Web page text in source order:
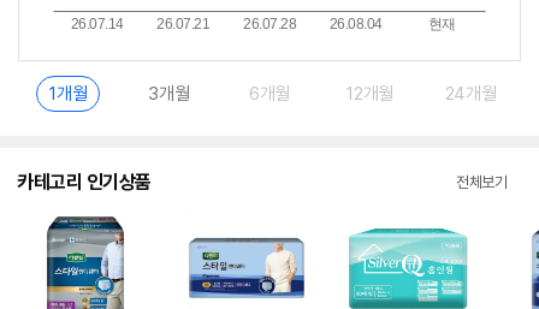
1개월 3개월 6개월 12개월 24개월
카테고리 인기상품 전체보기